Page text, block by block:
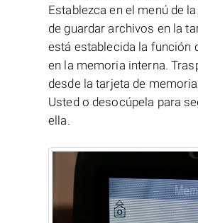
Establezca en el menú de
de guardar archivos en la
está establecida la función
en la memoria interna.
desde la tarjeta de
Usted o desocúpela para
ella.